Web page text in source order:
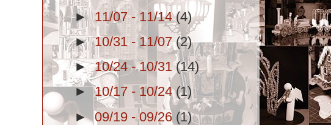
►11/07 - 11/14(4)
►10/31 - 11/07(2)
►10/24 - 10/31(14)
►10/17 - 10/24(1)
► 09/19 - 09/26 (1)